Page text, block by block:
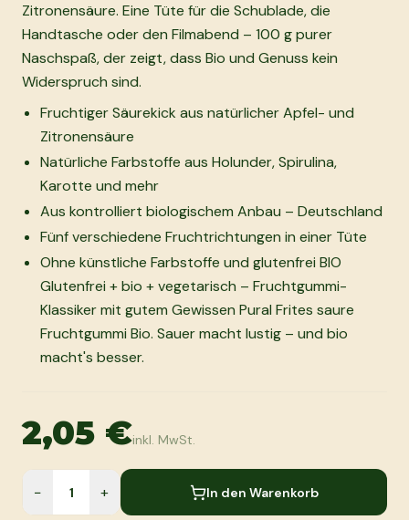
Zitronensäure. Eine Tüte für die Schublade, die
Handtasche oder den Filmabend – 100 g purer
Naschspaß, der zeigt, dass Bio und Genuss kein
Widerspruch sind.
Fruchtiger Säurekick aus natürlicher Apfel- und
Zitronensäure
Natürliche Farbstoffe aus Holunder, Spirulina,
Karotte und mehr
Aus kontrolliert biologischem Anbau – Deutschland
Fünf verschiedene Fruchtrichtungen in einer Tüte
Ohne künstliche Farbstoffe und glutenfrei BIO
Glutenfrei + bio + vegetarisch – Fruchtgummi-
Klassiker mit gutem Gewissen Pural Frites saure
Fruchtgummi Bio. Sauer macht lustig – und bio
macht's besser.
2,05 €inkl. MwSt.
− + In den Warenkorb